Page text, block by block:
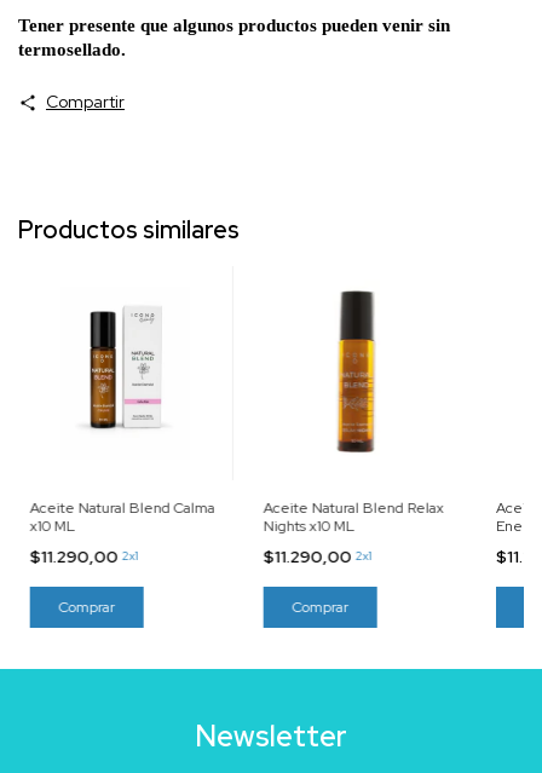
Tener presente que algunos productos pueden venir sin
termosellado.
Compartir
Productos similares
Aceite Natural Blend Calma
x10 ML
$11.290,00 2x1
Aceite Natural Blend Relax
Nights x10 ML
$11.290,00 2x1
Newsletter